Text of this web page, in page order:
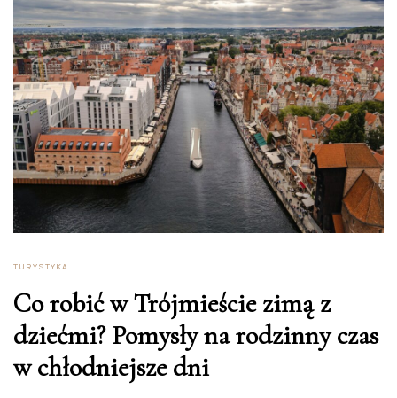
TURYSTYKA
Co robić w Trójmieście zimą z
dziećmi? Pomysły na rodzinny czas
w chłodniejsze dni